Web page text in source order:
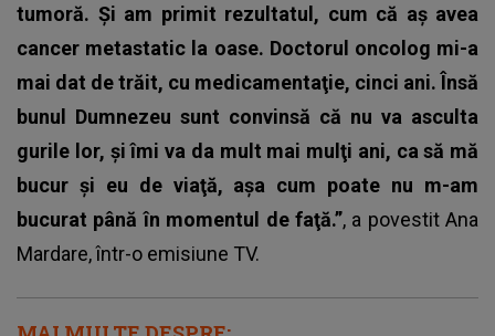
tumoră. Şi am primit rezultatul, cum că aş avea
cancer metastatic la oase. Doctorul oncolog mi-a
mai dat de trăit, cu medicamentaţie, cinci ani. Însă
bunul Dumnezeu sunt convinsă că nu va asculta
gurile lor, şi îmi va da mult mai mulţi ani, ca să mă
bucur şi eu de viaţă, aşa cum poate nu m-am
bucurat până în momentul de faţă.”, a povestit Ana
Mardare, într-o emisiune TV.